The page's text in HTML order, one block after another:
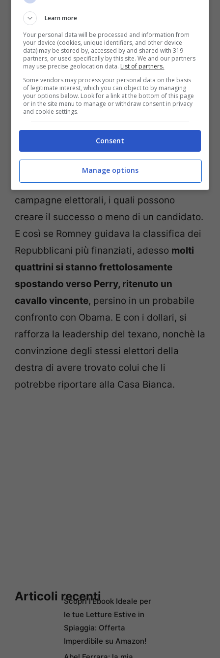
essere più il frutto di un calcolo politico
che di un profilo realmente conservatore.
Lo sanno bene anche i finanziatori delle
campagne elettorali, i quali possono
creare il successo o meno di un candidato.
E così se Romney guidava la classifica dei
Repubblicani più finanziati, adesso molti
quattrini si stanno frettolosamente
spostando verso Perry, ritenuto un
cavallo vincente, persino in un probabile
confronto con Obama. E con i dollari, si
rafforza la leadership del texano, nonchè la
convinzione degli stessi elettori della
destra di avere trovato colui che li
potrebbe riportare alla Casa Bianca.
Articoli recentiScopri l’Ebook Ideale per
le tue Letture Estive in
Spiaggia: Offerta
Imperdibile su Amazon!
Learn more
Your personal data will be processed and information from
your device (cookies, unique identifiers, and other device
data) may be stored by, accessed by and shared with 319
partners, or used specifically by this site. We and our partners
may use precise geolocation data. List of partners.
Some vendors may process your personal data on the basis
of legitimate interest, which you can object to by managing
your options below. Look for a link at the bottom of this page
or in the site menu to manage or withdraw consent in privacy
and cookie settings.
Consent
Manage options